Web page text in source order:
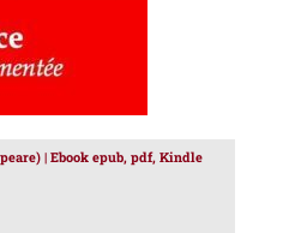
| Ebook epub, pdf, Kindle